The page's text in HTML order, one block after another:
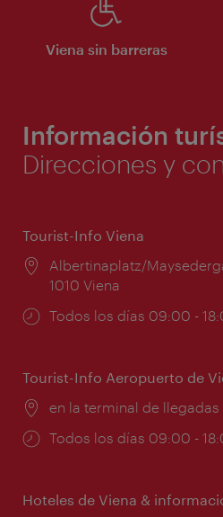
Viena sin barreras
Información
Direcciones y
Tourist-Info Viena
Lugar:
Albertinaplatz/
1010 Viena
Horarios
Todos los días 09:00 -
Tourist-Info Aeropuerto de
Lugar:
en la terminal de llegadas
Horarios
Todos los días 09:00 -
Hoteles de Viena &